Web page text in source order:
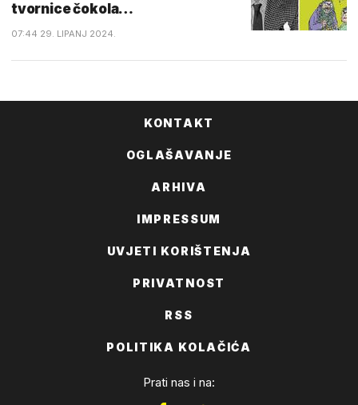
tvornice čokola…
07:44 29. LIPANJ 2024.
KONTAKT
OGLAŠAVANJE
ARHIVA
IMPRESSUM
UVJETI KORIŠTENJA
PRIVATNOST
RSS
POLITIKA KOLAČIĆA
Prati nas i na: